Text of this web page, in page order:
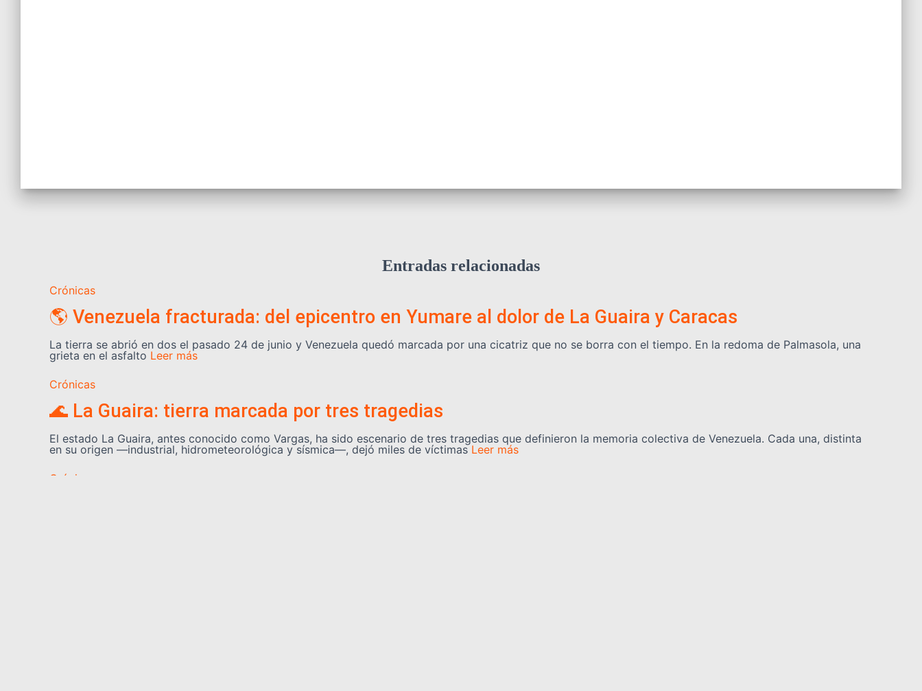
Entradas relacionadas
Crónicas
🌎 Venezuela fracturada: del epicentro en Yumare al dolor de La Guaira y Caracas
La tierra se abrió en dos el pasado 24 de junio y Venezuela quedó marcada por una cicatriz que no se borra con el tiempo. En la redoma de Palmasola, una
grieta en el asfalto Leer más
Crónicas
🌊 La Guaira: tierra marcada por tres tragedias
El estado La Guaira, antes conocido como Vargas, ha sido escenario de tres tragedias que definieron la memoria colectiva de Venezuela. Cada una, distinta
en su origen —industrial, hidrometeorológica y sísmica—, dejó miles de víctimasLeer más
Crónicas